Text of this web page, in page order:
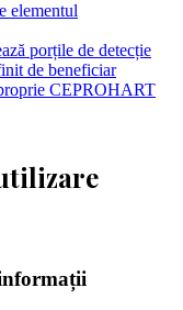
elementul
porțile de detecție
de beneficiar
CEPROHART